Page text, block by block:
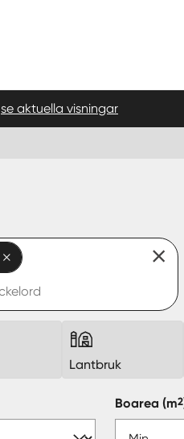
se aktuella visningar
Lantbruk
Boarea(m2